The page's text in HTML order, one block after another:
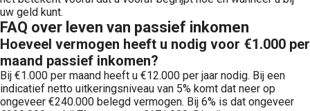
uw geld kunt.
FAQ over leven van passief inkomen
Hoeveel vermogen heeft u nodig voor €1.000 per
maand passief inkomen?
Bij €1.000 per maand heeft u €12.000 per jaar nodig. Bij een
indicatief netto uitkeringsniveau van 5% komt dat neer op
ongeveer €240.000 belegd vermogen. Bij 6% is dat ongeveer